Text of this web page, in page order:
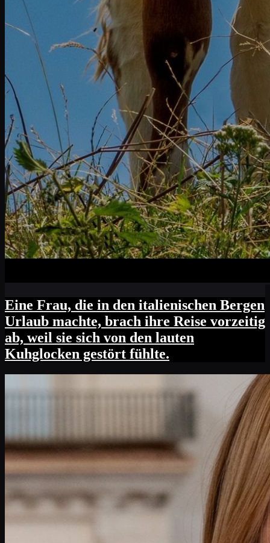
Eine Frau, die in den italienischen Bergen
Urlaub machte, brach ihre Reise vorzeitig
ab, weil sie sich von den lauten
Kuhglocken gestört fühlte.